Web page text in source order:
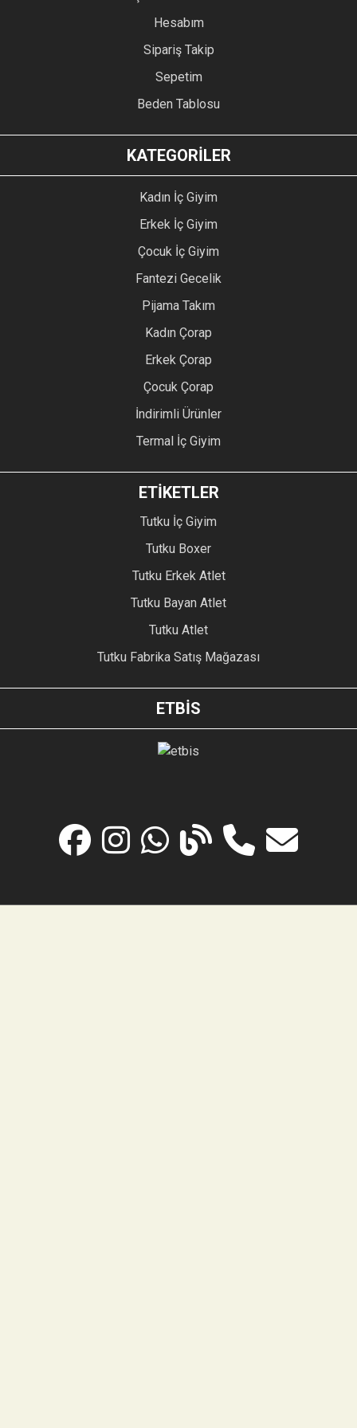
Hesabım
Sipariş Takip
Sepetim
Beden Tablosu
KATEGORİLER
Kadın İç Giyim
Erkek İç Giyim
Çocuk İç Giyim
Fantezi Gecelik
Pijama Takım
Kadın Çorap
Erkek Çorap
Çocuk Çorap
İndirimli Ürünler
Termal İç Giyim
ETİKETLER
Tutku İç Giyim
Tutku Boxer
Tutku Erkek Atlet
Tutku Bayan Atlet
Tutku Atlet
Tutku Fabrika Satış Mağazası
ETBİS